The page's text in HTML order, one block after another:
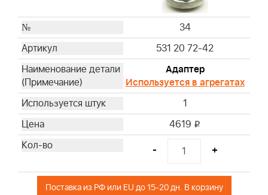
34
531 20 72-42
Адаптер
Используется в агрегатах
1
4619 i
- +
Поставка из РФ или EU до 15-20 дн. В корзину